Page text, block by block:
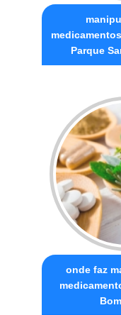
Parque
onde faz